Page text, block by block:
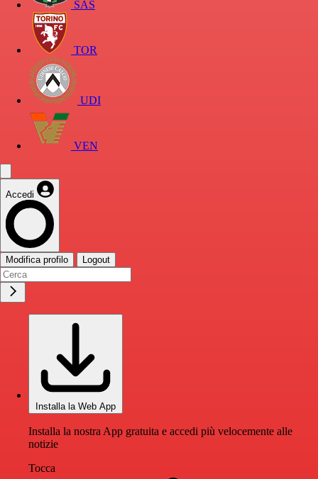
SAS
TOR
UDI
VEN
Accedi
Modifica profilo Logout
Installa la Web App
Installa la nostra App gratuita e accedi più velocemente alle
notizie
Tocca